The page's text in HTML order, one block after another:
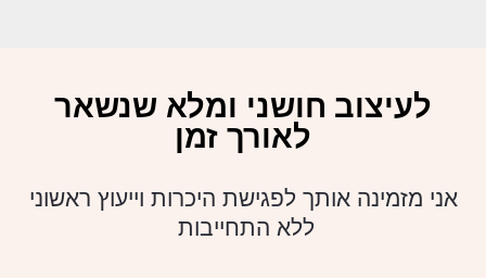
לעיצוב חושני ומלא שנשאר
לאורך זמן
אני מזמינה אותך לפגישת היכרות וייעוץ ראשוני
ללא התחייבות